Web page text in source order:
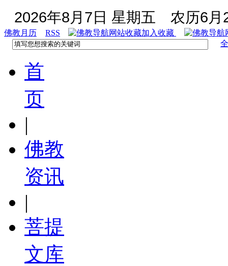
2026年8月7日 星期五 农历6月
佛教月历 RSS
加入收藏
首
页
|
佛教
资讯
|
菩提
文库